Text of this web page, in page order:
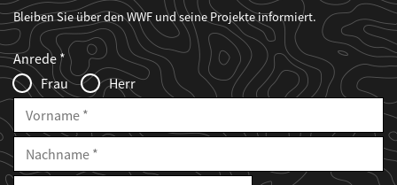
Bleiben Sie über den WWF und seine Projekte informiert.
Web2Case
Infofelder
Fieldset
anrede_name
Anrede
Frau
Herr
Vorname
Nachname
E-